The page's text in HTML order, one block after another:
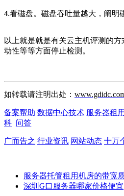
4.看磁盘。磁盘吞吐量越大，阐明
以上就是就是有关云主机评测的
动性等等方面停止检测。
如转载请注明出处：
备案帮助 数据中心技术 服务器租
科 问答
广而告之 行业资讯 网站动态 十万
服务器托管租用机房的带宽
深圳G口服务器哪家价格便宜